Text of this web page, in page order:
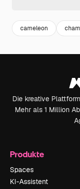
cameleon
Die kreative
Mehr als 1 Million
Produkte
Spaces
KI-Assistent